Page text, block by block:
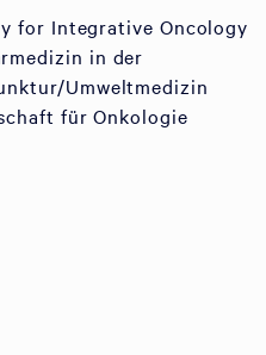
for Integrative Oncology
in der
Umweltmedizin
für Onkologie